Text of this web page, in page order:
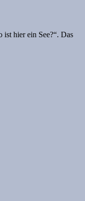
hier ein See?“. Das